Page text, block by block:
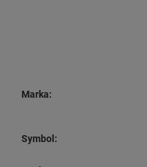
Marka:
Symbol: